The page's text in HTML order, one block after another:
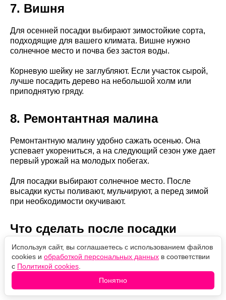
7. Вишня
Для осенней посадки выбирают зимостойкие сорта,
подходящие для вашего климата. Вишне нужно
солнечное место и почва без застоя воды.
Корневую шейку не заглубляют. Если участок сырой,
лучше посадить дерево на небольшой холм или
приподнятую гряду.
8. Ремонтантная малина
Ремонтантную малину удобно сажать осенью. Она
успевает укорениться, а на следующий сезон уже дает
первый урожай на молодых побегах.
Для посадки выбирают солнечное место. После
высадки кусты поливают, мульчируют, а перед зимой
при необходимости окучивают.
Что сделать после посадки
После осенней посадки саженцы нельзя оставлять
без внимания.
Используя сайт, вы соглашаетесь с использованием файлов
cookies и обработкой персональных данных в соответствии
с Политикой cookies
Понятно